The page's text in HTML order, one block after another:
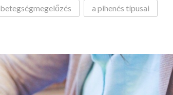
betegségmegelőzés
a pihenés típusai